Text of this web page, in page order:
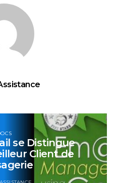
se Distingue
Client de